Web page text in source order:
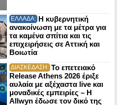
ΕΛΛΑΔΑ: Η κυβερνητική
ανακοίνωση με τα μέτρα για
τα καμένα σπίτια και τις
επιχειρήσεις σε Αττική και
Βοιωτία
ΔΙΑΣΚΕΔΑΣΗ: Το επετειακό
Release Athens 2026 έριξε
αυλαία με αξέχαστα live και
μοναδικές εμπειρίες – Η
Allwyn έδωσε τον δικό της